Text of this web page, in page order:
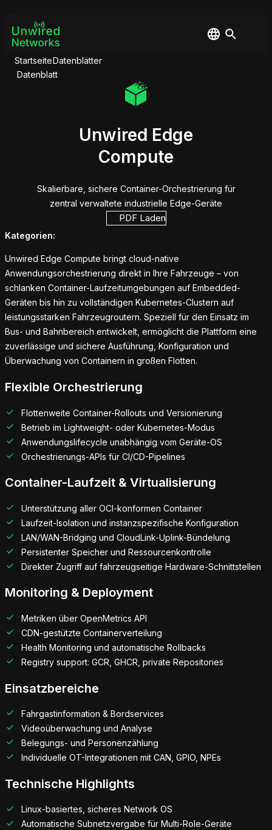
StartseiteDatenblätter
Datenblatt
Unwired Edge
Compute
Skalierbare, sichere Container-Orchestrierung für
zentral verwaltete industrielle Edge-Geräte
PDF Laden
Kategorien:
Unwired Edge Compute bringt cloud-native
Anwendungsorchestrierung direkt in Ihre Fahrzeuge – von
schlanken Container-Laufzeitumgebungen auf Embedded-
Geräten bis hin zu vollständigen Kubernetes-Clustern auf
leistungsstarken Fahrzeugroutern. Speziell für den Einsatz im
Bus- und Bahnbereich entwickelt, ermöglicht die Plattform eine
zuverlässige und sichere Ausführung, Konfiguration und
Überwachung von Containern in großen Flotten.
Flexible Orchestrierung
Flottenweite Container-Rollouts und Versionierung
Betrieb im Lightweight- oder Kubernetes-Modus
Anwendungslifecycle unabhängig vom Geräte-OS
Orchestrierungs-APIs für CI/CD-Pipelines
Container-Laufzeit & Virtualisierung
Unterstützung aller OCI-konformen Container
Laufzeit-Isolation und instanzspezifische Konfiguration
LAN/WAN-Bridging und CloudLink-Uplink-Bündelung
Persistenter Speicher und Ressourcenkontrolle
Direkter Zugriff auf fahrzeugseitige Hardware-Schnittstellen
Monitoring & Deployment
Metriken über OpenMetrics API
CDN-gestützte Containerverteilung
Health Monitoring und automatische Rollbacks
Registry support: GCR, GHCR, private Repositories
Einsatzbereiche
Fahrgastinformation & Bordservices
Videoüberwachung und Analyse
Belegungs- und Personenzählung
Individuelle OT-Integrationen mit CAN, GPIO, NPEs
Technische Highlights
Linux-basiertes, sicheres Network OS
Automatische Subnetzvergabe für Multi-Role-Geräte